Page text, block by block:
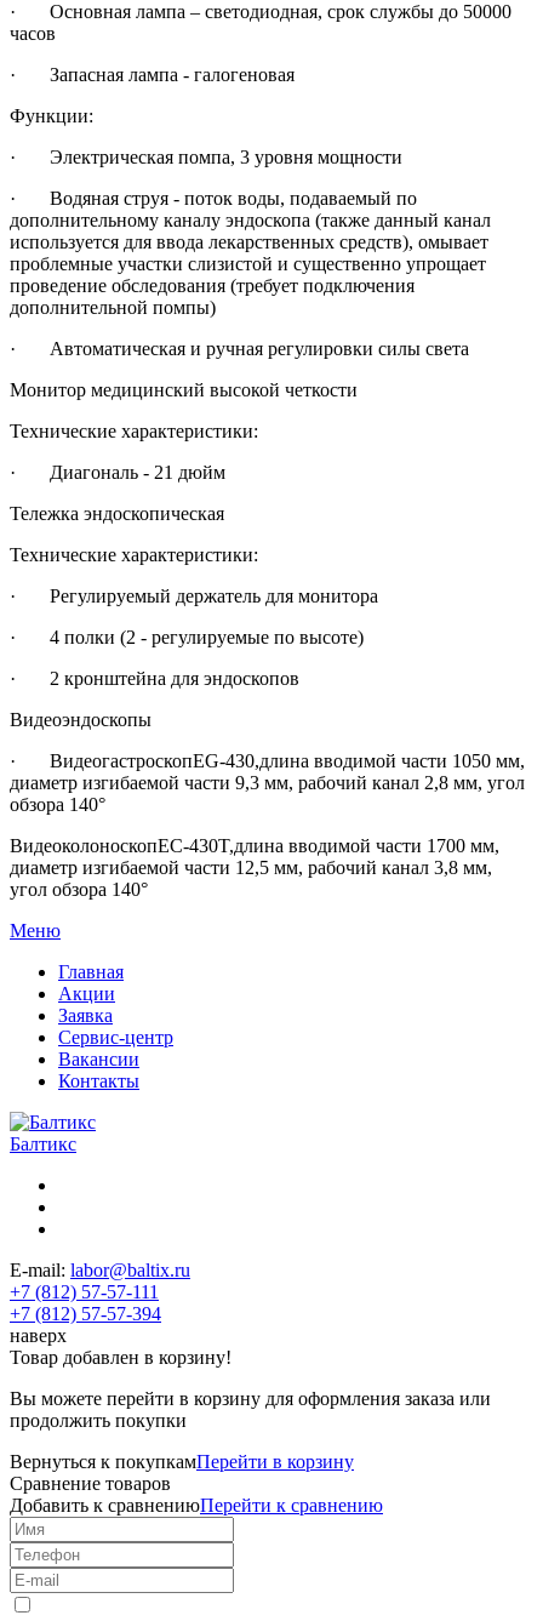
· Основная лампа – светодиодная, срок службы до 50000
часов
· Запасная лампа - галогеновая
Функции:
· Электрическая помпа, 3 уровня мощности
· Водяная струя - поток воды, подаваемый по
дополнительному каналу эндоскопа (также данный канал
используется для ввода лекарственных средств), омывает
проблемные участки слизистой и существенно упрощает
проведение обследования (требует подключения
дополнительной помпы)
· Автоматическая и ручная регулировки силы света
Монитор медицинский высокой четкости
Технические характеристики:
· Диагональ - 21 дюйм
Тележка эндоскопическая
Технические характеристики:
· Регулируемый держатель для монитора
· 4 полки (2 - регулируемые по высоте)
· 2 кронштейна для эндоскопов
Видеоэндоскопы
· ВидеогастроскопEG-430,длина вводимой части 1050 мм,
диаметр изгибаемой части 9,3 мм, рабочий канал 2,8 мм, угол
обзора 140°
ВидеоколоноскопEC-430T,длина вводимой части 1700 мм,
диаметр изгибаемой части 12,5 мм, рабочий канал 3,8 мм,
угол обзора 140°
Меню
Главная
Акции
Заявка
Сервис-центр
Вакансии
Контакты
Балтикс
E-mail: labor@baltix.ru
+7 (812) 57-57-111
+7 (812) 57-57-394
наверх
Товар добавлен в корзину!
Вы можете перейти в корзину для оформления заказа или
продолжить покупки
Вернуться к покупкамПерейти в корзину
Сравнение товаров
Добавить к сравнениюПерейти к сравнению